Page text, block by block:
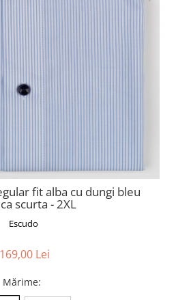
fit alba cu dungi bleu
scurta - 2XL
Escudo
169,00 Lei
Mărime: